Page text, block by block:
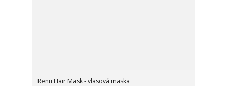
Renu Hair Mask - vlasová maska